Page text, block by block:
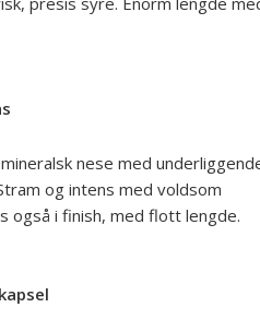
nese med
og intens med voldsom
også i finish, med flott lengde.